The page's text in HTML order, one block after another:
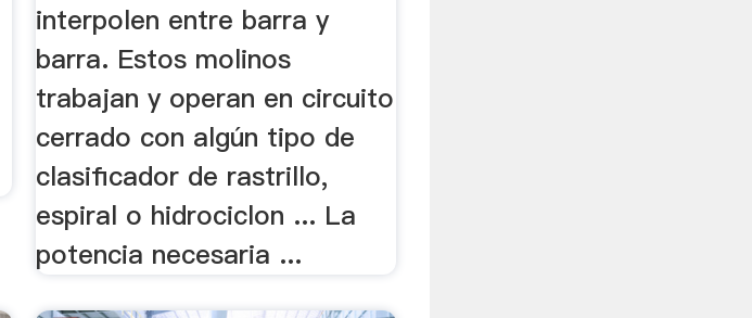
interpolen entre barra y
barra. Estos molinos
trabajan y operan en circuito
cerrado con algún tipo de
clasificador de rastrillo,
espiral o hidrociclon ... La
potencia necesaria ...